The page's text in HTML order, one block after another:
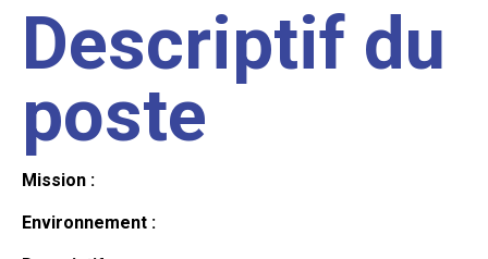
Descriptif du
poste
Mission :
Environnement :